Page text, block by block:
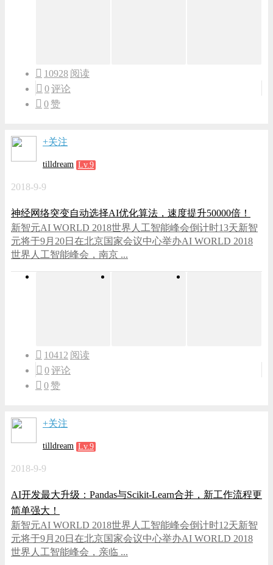
10928 阅读
0评论
0赞
+关注
tilldream Lv.9
2018-9-9
神经网络突变自动选择AI优化算法，速度提升50000倍！
新智元AI WORLD 2018世界人工智能峰会倒计时13天新智
元将于9月20日在北京国家会议中心举办AI WORLD 2018
世界人工智能峰会，南京 ...
10412 阅读
0评论
0赞
+关注
tilldream Lv.9
2018-9-9
AI开发最大升级：Pandas与Scikit-Learn合并，新工作流程更
简单强大！
新智元AI WORLD 2018世界人工智能峰会倒计时12天新智
元将于9月20日在北京国家会议中心举办AI WORLD 2018
世界人工智能峰会，亲临 ...